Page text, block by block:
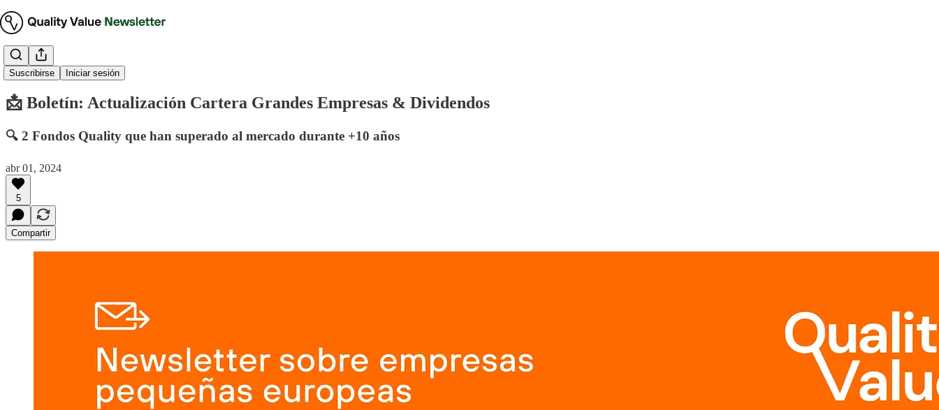
Suscribirse Iniciar sesión
Boletín Ejecutivo
📩 Boletín: Actualización Cartera Grandes Empresas & Dividendos
🔍 2 Fondos Quality que han superado al mercado durante +10 años
abr 01, 2024
5
Compartir